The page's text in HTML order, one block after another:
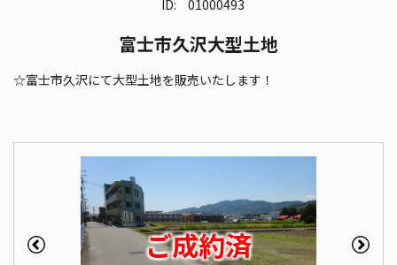
ID: 01000493
富士市久沢大型土地
☆富士市久沢にて大型土地を販売いたします！
ご成約済